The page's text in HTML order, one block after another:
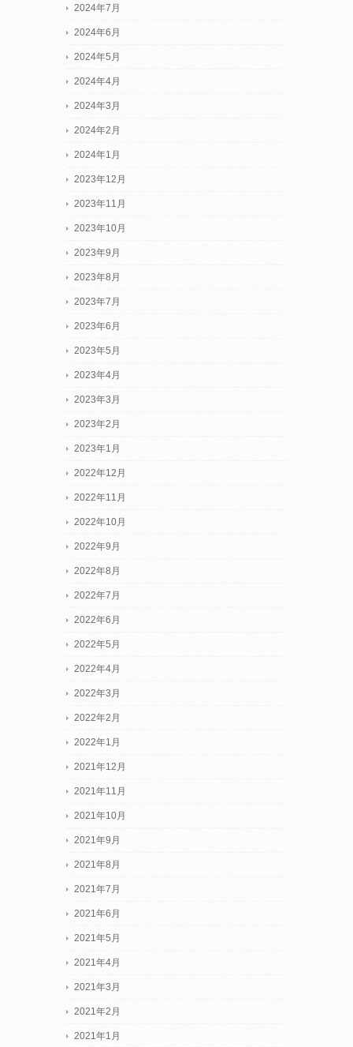
2024年7月
2024年6月
2024年5月
2024年4月
2024年3月
2024年2月
2024年1月
2023年12月
2023年11月
2023年10月
2023年9月
2023年8月
2023年7月
2023年6月
2023年5月
2023年4月
2023年3月
2023年2月
2023年1月
2022年12月
2022年11月
2022年10月
2022年9月
2022年8月
2022年7月
2022年6月
2022年5月
2022年4月
2022年3月
2022年2月
2022年1月
2021年12月
2021年11月
2021年10月
2021年9月
2021年8月
2021年7月
2021年6月
2021年5月
2021年4月
2021年3月
2021年2月
2021年1月